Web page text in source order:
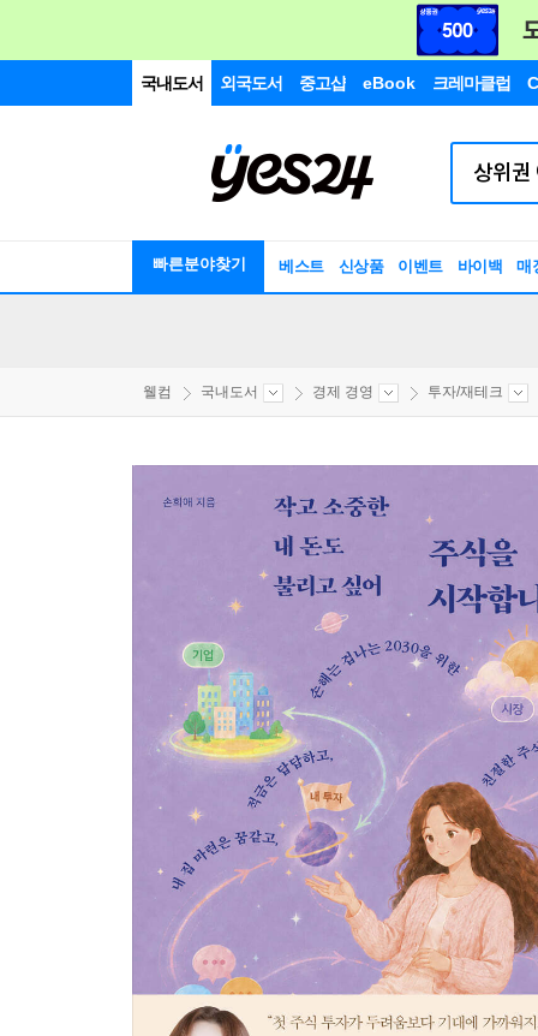
국내도서 외국도서 중고샵 eBook 크레마클럽
빠른분야찾기 베스트 신상품 이벤트 바이백 매
웰컴 국내도서 경제 경영 투자/재테크